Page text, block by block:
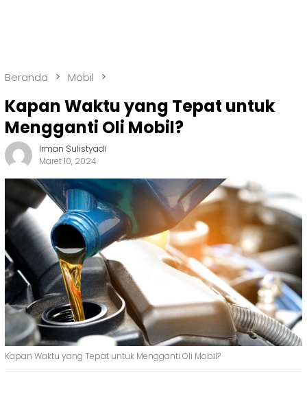
Beranda Mobil
Kapan Waktu yang Tepat untuk
Mengganti Oli Mobil?
Irman Sulistyadi
Maret 10, 2024
Kapan Waktu yang Tepat untuk Mengganti Oli Mobil?